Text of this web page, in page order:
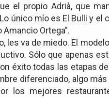
el propio Adrià, que
único mío es El Bulli y el
Ortega”.
les va de miedo. El
Sólo que apenas
éxito todas las etapas
diferenciado, algo
los mejores